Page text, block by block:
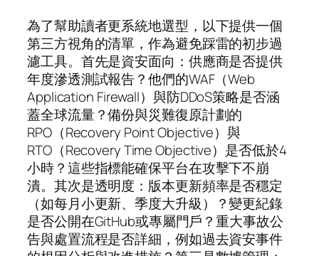
為了幫助讀者更系統地選型，以下提供一個
第三方視角的清單，作為避免踩雷的初步過
濾工具。首先是資安面向：供應商是否提供
年度滲透測試報告？他們的WAF（Web
Application Firewall）與防DDoS策略是否涵
蓋全球流量？備份與災難復原計劃的
RPO（Recovery Point Objective）與
RTO（Recovery Time Objective）是否低於4
小時？這些指標能確保平台在攻擊下不崩
潰。其次是透明度：版本更新頻率是否穩定
（如每月小更新、季度大升級）？變更紀錄
是否公開在GitHub或專屬門戶？重大事故公
告與處置流程是否詳細，例如過去資安事件